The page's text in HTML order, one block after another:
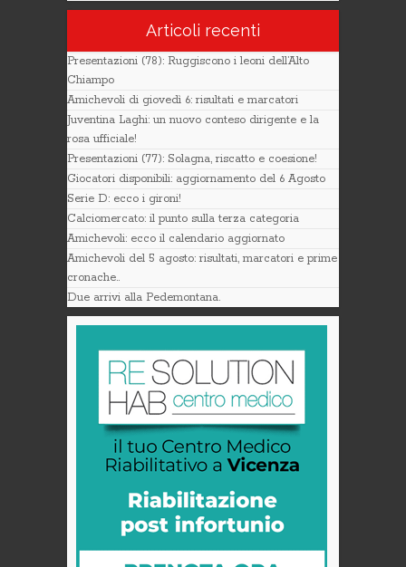
Articoli recenti
Presentazioni (78): Ruggiscono i leoni dell’Alto
Chiampo
Amichevoli di giovedì 6: risultati e marcatori
Juventina Laghi: un nuovo conteso dirigente e la
rosa ufficiale!
Presentazioni (77): Solagna, riscatto e coesione!
Giocatori disponibili: aggiornamento del 6 Agosto
Serie D: ecco i gironi!
Calciomercato: il punto sulla terza categoria
Amichevoli: ecco il calendario aggiornato
Amichevoli del 5 agosto: risultati, marcatori e prime
cronache..
Due arrivi alla Pedemontana.